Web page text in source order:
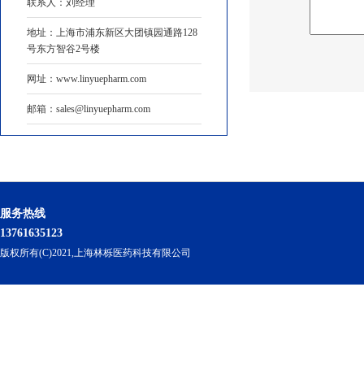
联系人：刘经理
地址：上海市浦东新区大团镇园通路128
号东方智谷2号楼
网址：www.linyuepharm.com
邮箱：sales@linyuepharm.com
服务热线
13761635123
版权所有(C)2021,上海林栎医药科技有限公司